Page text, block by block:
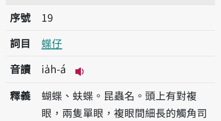
序號19蝶仔
序號
19
詞目
蝶仔
音讀
ia̍h-á
播放音讀ia̍h-á
釋義
蝴蝶、蚨蝶。昆蟲名。頭上有對複
眼，兩隻單眼，複眼間細長的觸角司